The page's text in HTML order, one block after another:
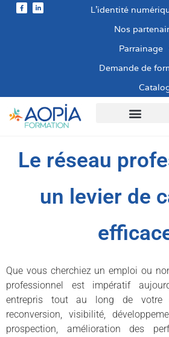
L’identité
Nos
Parrainage
Demande de
Le réseau
un levier de
Que vous cherchiez un emploi ou
professionnel est impératif
entrepris tout au long de votre
reconversion, visibilité,
prospection, amélioration des